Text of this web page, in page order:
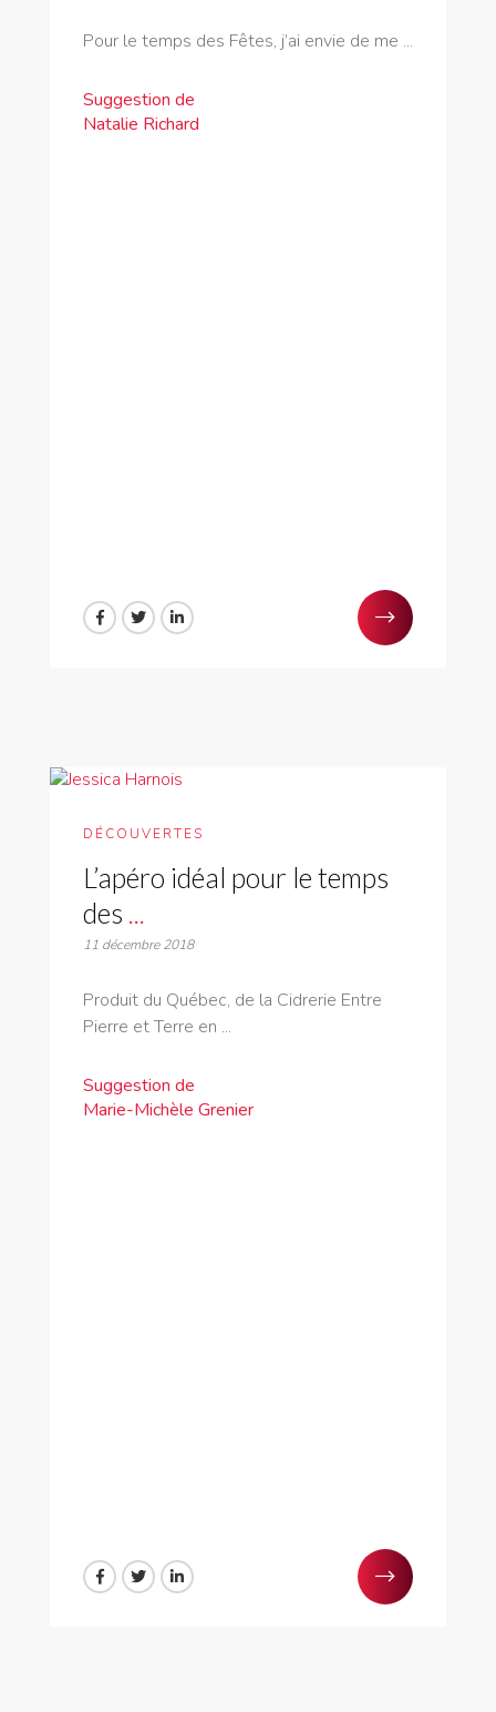
Pour le temps des Fêtes, j’ai envie de me ...
Suggestion de
Natalie Richard
DÉCOUVERTES
L’apéro idéal pour le temps
des
11 décembre 2018
Produit du Québec, de la Cidrerie Entre
Pierre et Terre en ...
Suggestion de
Marie-Michèle Grenier